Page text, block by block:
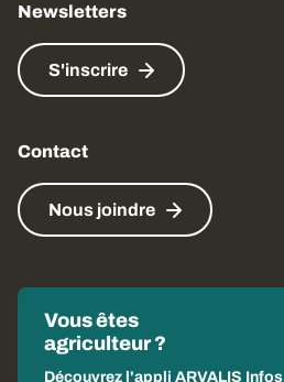
Newsletters
S'inscrire
Contact
Nous joindre
Vous êtes
agriculteur ?
Découvrez l'appli ARVALIS Infos